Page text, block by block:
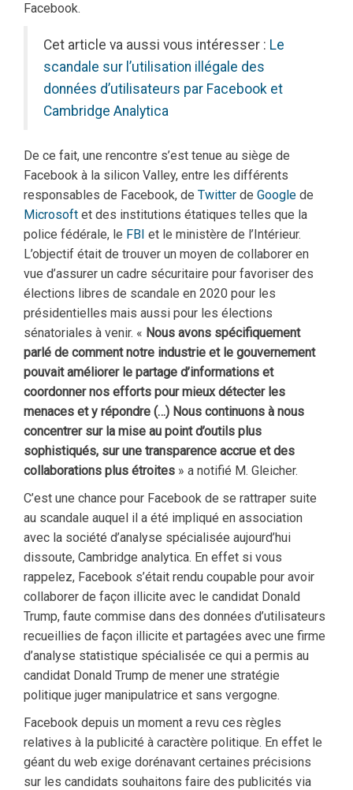
Facebook.
Cet article va aussi vous intéresser : Le
scandale sur l’utilisation illégale des
données d’utilisateurs par Facebook et
Cambridge Analytica
De ce fait, une rencontre s’est tenue au siège de
Facebook à la silicon Valley, entre les différents
responsables de Facebook, de Twitter de Google de
Microsoft et des institutions étatiques telles que la
police fédérale, le FBI et le ministère de l’Intérieur.
L’objectif était de trouver un moyen de collaborer en
vue d’assurer un cadre sécuritaire pour favoriser des
élections libres de scandale en 2020 pour les
présidentielles mais aussi pour les élections
sénatoriales à venir. « Nous avons spécifiquement
parlé de comment notre industrie et le gouvernement
pouvait améliorer le partage d’informations et
coordonner nos efforts pour mieux détecter les
menaces et y répondre (…) Nous continuons à nous
concentrer sur la mise au point d’outils plus
sophistiqués, sur une transparence accrue et des
collaborations plus étroites » a notifié M. Gleicher.
C’est une chance pour Facebook de se rattraper suite
au scandale auquel il a été impliqué en association
avec la société d’analyse spécialisée aujourd’hui
dissoute, Cambridge analytica. En effet si vous
rappelez, Facebook s’était rendu coupable pour avoir
collaborer de façon illicite avec le candidat Donald
Trump, faute commise dans des données d’utilisateurs
recueillies de façon illicite et partagées avec une firme
d’analyse statistique spécialisée ce qui a permis au
candidat Donald Trump de mener une stratégie
politique juger manipulatrice et sans vergogne.
Facebook depuis un moment a revu ces règles
relatives à la publicité à caractère politique. En effet le
géant du web exige dorénavant certaines précisions
sur les candidats souhaitons faire des publicités via